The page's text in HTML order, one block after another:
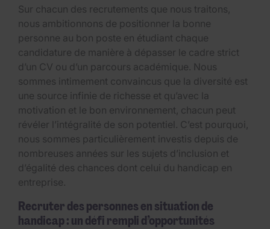
Sur chacun des recrutements que nous traitons,
nous ambitionnons de positionner la bonne
personne au bon poste en étudiant chaque
candidature de manière à dépasser le cadre strict
d’un CV ou d’un parcours académique. Nous
sommes intimement convaincus que la diversité est
une source infinie de richesse et qu’avec la
motivation et le bon environnement, chacun peut
révéler l’intégralité de son potentiel. C’est pourquoi,
nous sommes particulièrement investis depuis de
nombreuses années sur les sujets d’inclusion et
d’égalité des chances dont celui du handicap en
entreprise.
Recruter des personnes en situation de
handicap : un défi rempli d’opportunités